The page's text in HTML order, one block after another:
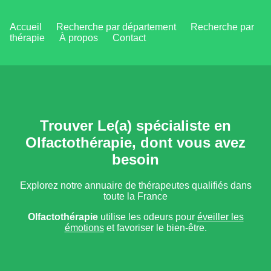
Accueil Recherche par département
Recherche par
thérapie
À propos Contact
Trouver Le(a) spécialiste en
Olfactothérapie, dont vous avez
besoin
Explorez notre annuaire de thérapeutes qualifiés dans
toute la France
Olfactothérapieutilise les odeurs pour éveiller les
émotionset favoriser le bien-être.